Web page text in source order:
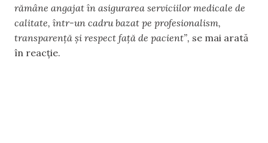
rămâne angajat în asigurarea serviciilor medicale de
calitate, într-un cadru bazat pe profesionalism,
transparență și respect față de pacient”, se mai arată
în reacție.